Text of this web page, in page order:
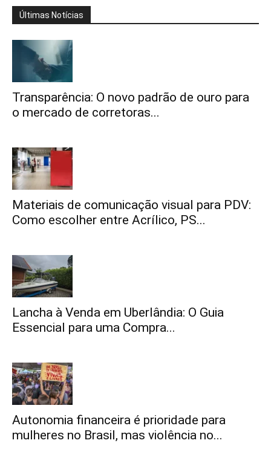
Últimas Notícias
Transparência: O novo padrão de ouro para
o mercado de corretoras...
Materiais de comunicação visual para PDV:
Como escolher entre Acrílico, PS...
Lancha à Venda em Uberlândia: O Guia
Essencial para uma Compra...
Autonomia financeira é prioridade para
mulheres no Brasil, mas violência no...